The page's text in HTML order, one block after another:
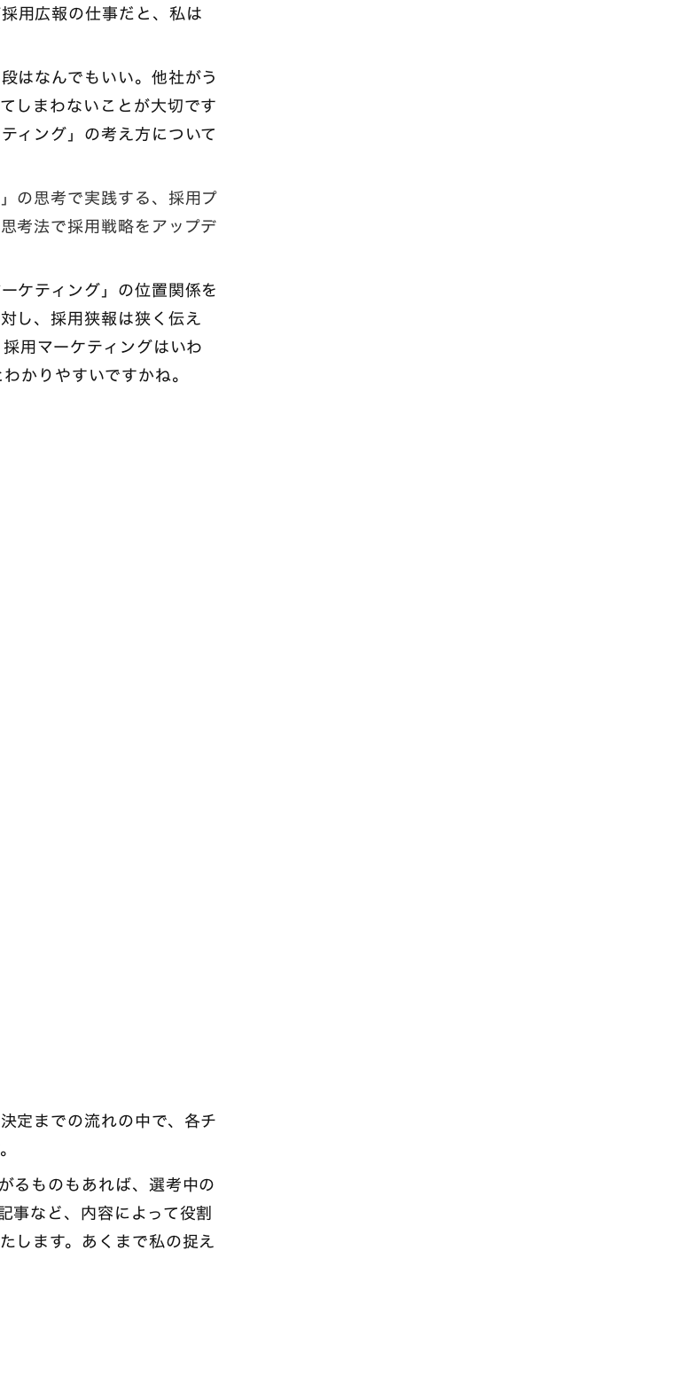
用広報の仕事だと、私は
はなんでもいい。他社がう
しまわないことが大切です
ィング」の考え方について
の思考で実践する、採用プ
考法で採用戦略をアップデ
ケティング」の位置関係を
し、採用狭報は狭く伝え
用マーケティングはいわ
かりやすいですかね。
定までの流れの中で、各チ
るものもあれば、選考中の
事など、内容によって役割
します。あくまで私の捉え